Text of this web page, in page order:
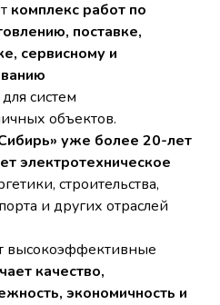
комплекс работ по
поставке,
сервисному и
для систем
объектов.
уже более 20-лет
электротехническое
строительства,
и других отраслей
высокоэффективные
качество,
экономичность и